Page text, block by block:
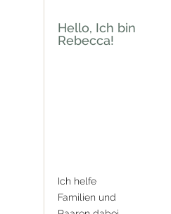
Hello, Ich bin
Rebecca!
Ich helfe
Familien und